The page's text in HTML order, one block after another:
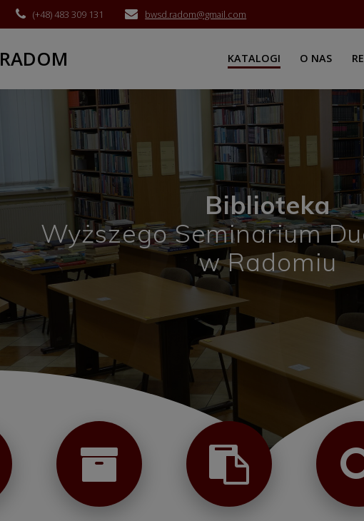
(+48) 483 309 131 bwsd.radom@gmail.com
RADOM KATALOGI O NAS
Biblioteka
Wyższego Seminarium
w Radomiu